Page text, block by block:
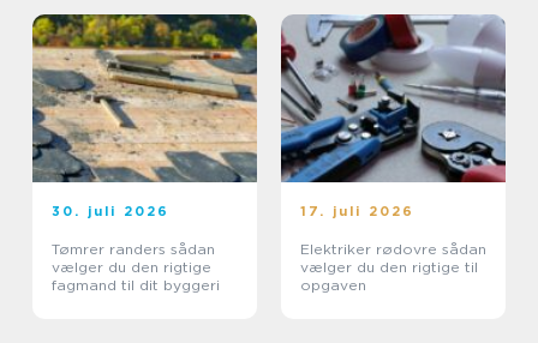
30. juli 2026
Tømrer randers sådan
vælger du den rigtige
fagmand til dit byggeri
17. juli 2026
Elektriker rødovre sådan
vælger du den rigtige til
opgaven